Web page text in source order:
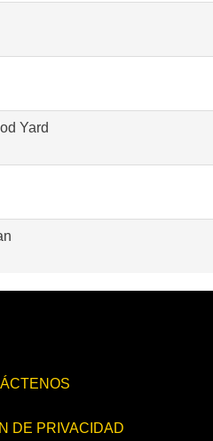
Yard
DE PRIVACIDAD